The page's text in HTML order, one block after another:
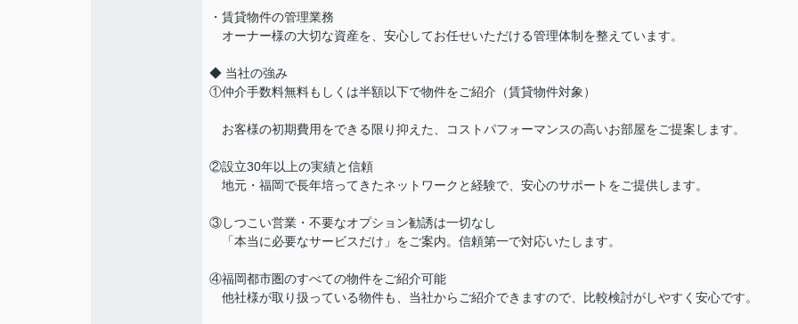
・賃貸物件の管理業務
オーナー様の大切な資産を、安心してお任せいただける管理体制を整えています。
◆ 当社の強み
①仲介手数料無料もしくは半額以下で物件をご紹介（賃貸物件対象）
お客様の初期費用をできる限り抑えた、コストパフォーマンスの高いお部屋をご提案します。
②設立30年以上の実績と信頼
地元・福岡で長年培ってきたネットワークと経験で、安心のサポートをご提供します。
③しつこい営業・不要なオプション勧誘は一切なし
「本当に必要なサービスだけ」をご案内。信頼第一で対応いたします。
④福岡都市圏のすべての物件をご紹介可能
他社様が取り扱っている物件も、当社からご紹介できますので、比較検討がしやすく安心です。